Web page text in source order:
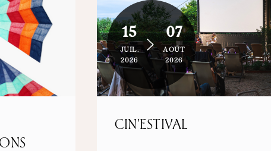
15
JUIL.
2026
07
AOÛT
2026
CIN'ESTIVAL